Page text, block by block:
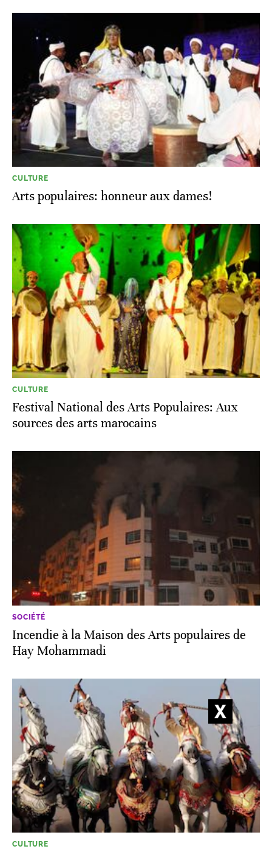
CULTURE
Arts populaires: honneur aux dames!
CULTURE
Festival National des Arts Populaires: Aux
sources des arts marocains
SOCIÉTÉ
Incendie à la Maison des Arts populaires de
Hay Mohammadi
CULTURE